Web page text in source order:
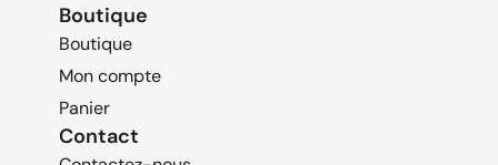
Boutique
Boutique
Mon compte
Panier
Contact